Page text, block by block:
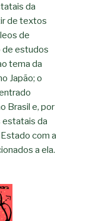
da
de textos
de
de estudos
tema da
Japão; o
Brasil e, por
estatais da
com a
a ela.